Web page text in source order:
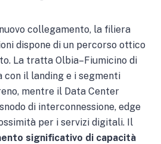
collegamento, la filiera
dispone di un percorso ottico
La tratta Olbia–Fiumicino di
con il landing e i segmenti
mentre il Data Center
di interconnessione, edge
per i servizi digitali. Il
significativo di capacità